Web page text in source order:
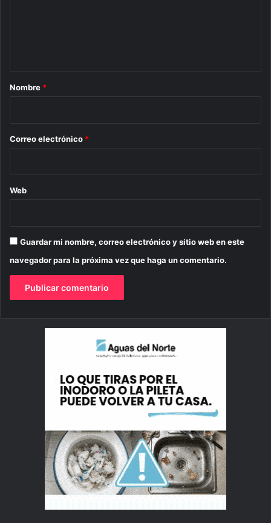
r
*
Nombre *
Correo electrónico *
Web
Guardar mi nombre, correo electrónico y sitio web en este
navegador para la próxima vez que haga un comentario.